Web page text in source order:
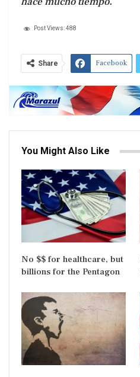
Post Views:488
Share Facebook
You Might Also Like
No $$ for healthcare, but
billions for the Pentagon